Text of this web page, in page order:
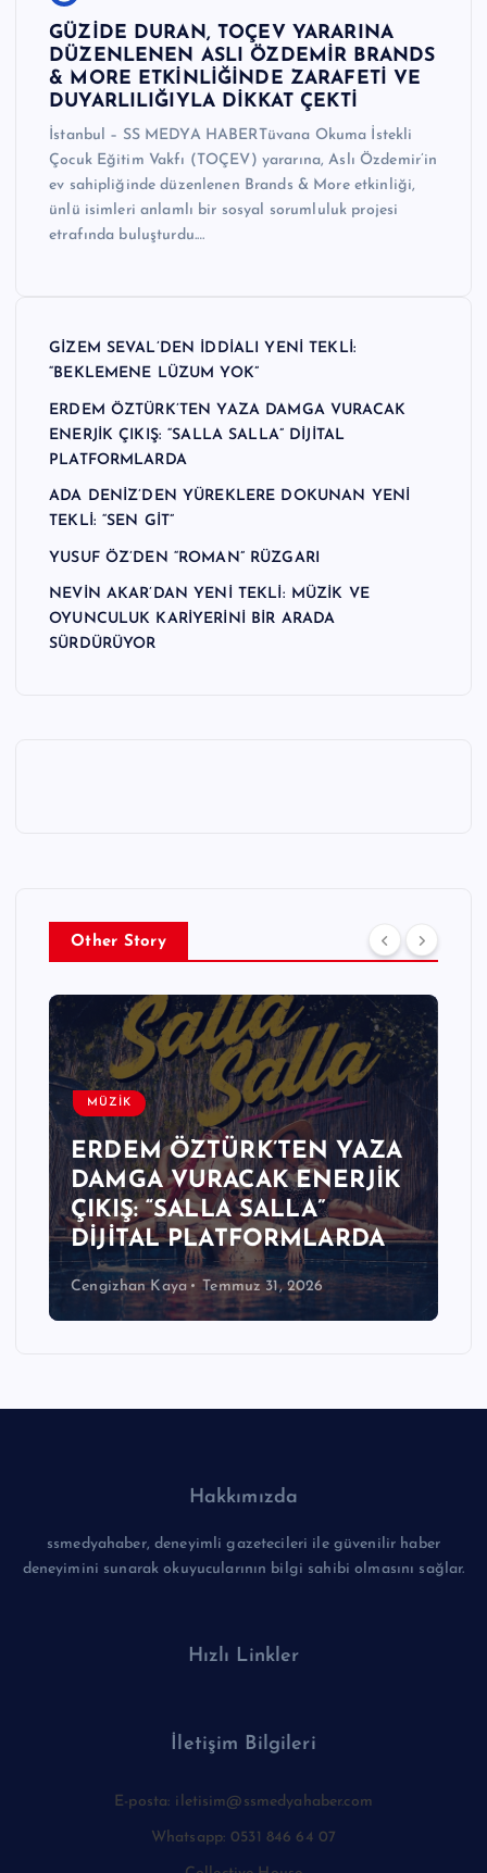
GÜZİDE DURAN, TOÇEV YARARINA
DÜZENLENEN ASLI ÖZDEMİR BRANDS
& MORE ETKİNLİĞİNDE ZARAFETİ VE
DUYARLILIĞIYLA DİKKAT ÇEKTİ
İstanbul – SS MEDYA HABERTüvana Okuma İstekli
Çocuk Eğitim Vakfı (TOÇEV) yararına, Aslı Özdemir’in
ev sahipliğinde düzenlenen Brands & More etkinliği,
ünlü isimleri anlamlı bir sosyal sorumluluk projesi
etrafında buluşturdu.…
GİZEM SEVAL’DEN İDDİALI YENİ TEKLİ:
“BEKLEMENE LÜZUM YOK”
ERDEM ÖZTÜRK’TEN YAZA DAMGA VURACAK
ENERJİK ÇIKIŞ: “SALLA SALLA” DİJİTAL
PLATFORMLARDA
ADA DENİZ’DEN YÜREKLERE DOKUNAN YENİ
TEKLİ: “SEN GİT”
YUSUF ÖZ’DEN “ROMAN” RÜZGARI
NEVİN AKAR’DAN YENİ TEKLİ: MÜZİK VE
OYUNCULUK KARİYERİNİ BİR ARADA
SÜRDÜRÜYOR
Other Story
MÜZİK
ERDEM ÖZTÜRK’TEN YAZA
DAMGA VURACAK ENERJİK
ÇIKIŞ: “SALLA SALLA”
DİJİTAL PLATFORMLARDA
Cengizhan Kaya Temmuz 31, 2026
Hakkımızda
ssmedyahaber, deneyimli gazetecileri ile güvenilir haber
deneyimini sunarak okuyucularının bilgi sahibi olmasını sağlar.
Hızlı Linkler
İletişim Bilgileri
E-posta: iletisim@ssmedyahaber.com
Whatsapp: 0531 846 64 07